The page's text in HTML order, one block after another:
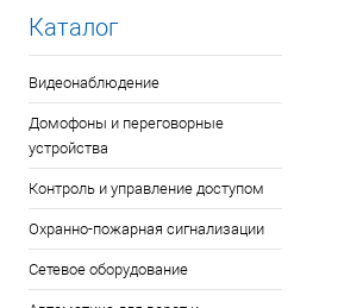
Каталог
Видеонаблюдение
Домофоны и переговорные
устройства
Контроль и управление доступом
Охранно-пожарная сигнализации
Сетевое оборудование